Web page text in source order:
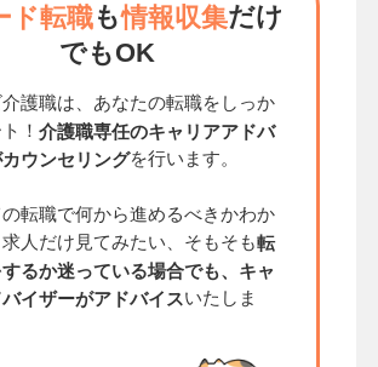
ド転職も情報収集だけ
でもOK
護職は、あなたの転職をしっか
！ 介護職専任のキャリアアドバ
ウンセリングを行います。
転職で何から進めるべきかわか
人だけ見てみたい、そもそも転
るか迷っている場合でも、キャ
バイザーがアドバイスいたしま